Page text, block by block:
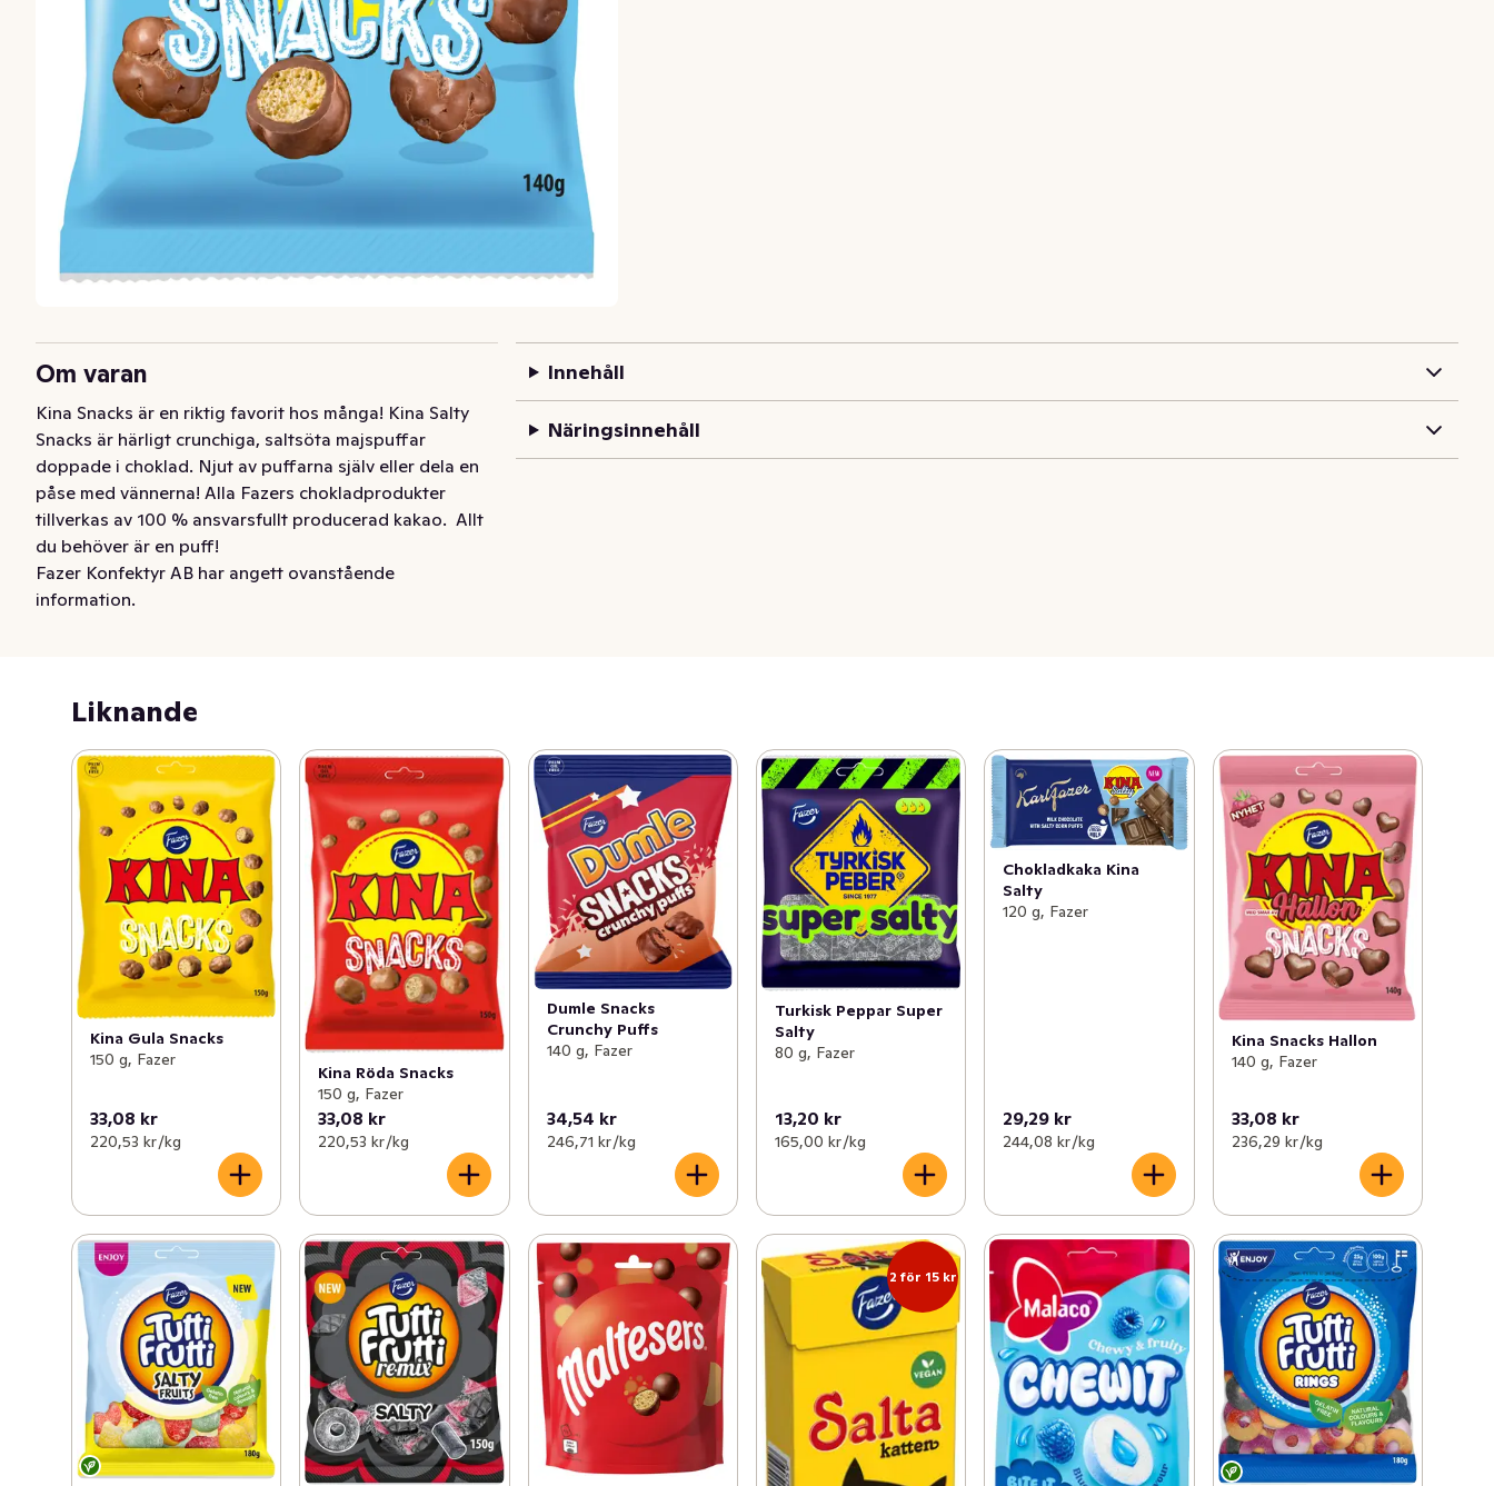
Om varan
Kina Snacks är en riktig favorit hos många! Kina Salty
Snacks är härligt crunchiga, saltsöta majspuffar
doppade i choklad. Njut av puffarna själv eller dela en
påse med vännerna! Alla Fazers chokladprodukter
tillverkas av 100 % ansvarsfullt producerad kakao.  Allt
du behöver är en puff!
Fazer Konfektyr AB har angett ovanstående
information.
Innehåll
Näringsinnehåll
Liknande
Kina Gula Snacks
150 g, Fazer
33,08 kr
220,53 kr /kg
Kina Röda Snacks
150 g, Fazer
33,08 kr
220,53 kr /kg
Dumle Snacks
Crunchy Puffs
140 g, Fazer
34,54 kr
246,71 kr /kg
Turkisk Peppar Super
Salty
80 g, Fazer
13,20 kr
165,00 kr /kg
Chokladkaka Kina
Salty
120 g, Fazer
29,29 kr
244,08 kr /kg
Kina Snacks Hallon
140 g, Fazer
33,08 kr
236,29 kr /kg
2 för 15 kr